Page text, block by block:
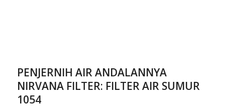
PENJERNIH AIR ANDALANNYA
NIRVANA FILTER: FILTER AIR SUMUR
1054